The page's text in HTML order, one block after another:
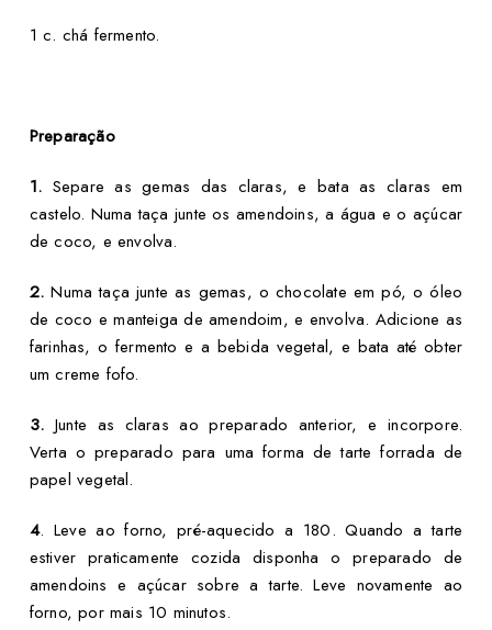
1 c. chá fermento.
Preparação
1. Separe as gemas das claras, e bata as claras em
castelo. Numa taça junte os amendoins, a água e o açúcar
de coco, e envolva.
2. Numa taça junte as gemas, o chocolate em pó, o óleo
de coco e manteiga de amendoim, e envolva. Adicione as
farinhas, o fermento e a bebida vegetal, e bata até obter
um creme fofo.
3. Junte as claras ao preparado anterior, e incorpore.
Verta o preparado para uma forma de tarte forrada de
papel vegetal.
4. Leve ao forno, pré-aquecido a 180. Quando a tarte
estiver praticamente cozida disponha o preparado de
amendoins e açúcar sobre a tarte. Leve novamente ao
forno, por mais 10 minutos.